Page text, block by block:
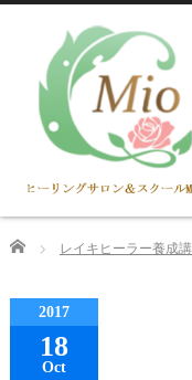
Home レイキヒーラー養成
2017
18
Oct